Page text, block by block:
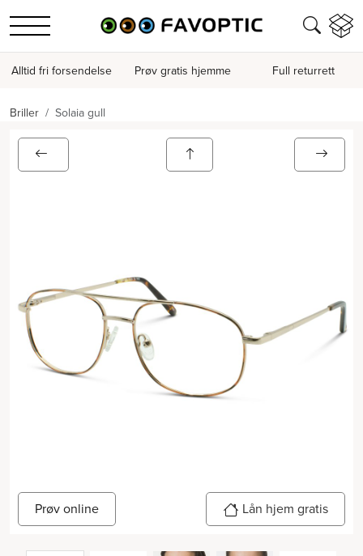
Alltid fri forsendelse Prøv gratis hjemme Full returrett
Briller Solaia gull
Prøv online Lån hjem gratis